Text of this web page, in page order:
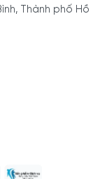
Thành phố Hồ